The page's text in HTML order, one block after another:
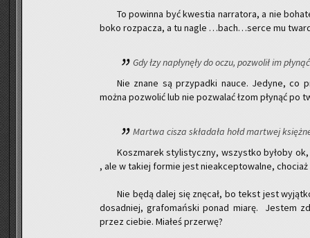
To po­win­na być kwe­stia nar­ra­to­ra, a nie
bo­ko roz­pa­cza, a tu nagle …bach…serce mu
Gdy łzy na­pły­nę­ły do oczu, po­zwo­lił im
Nie znane są przy­pad­ki nauce. Je­dy­ne, co
można po­zwo­lić lub nie po­zwa­lać łzom pły­nąć po
Mar­twa cisza skła­da­ła hołd mar­twej
Kosz­ma­rek sty­li­stycz­ny, wszyst­ko by­ło­by
, ale w ta­kiej for­mie jest nie­ak­cep­to­wal­ne,
Nie będą dalej się znę­cał, bo tekst jest
do­sad­niej, gra­fo­mań­ski ponad miarę. Je­stem
przez cie­bie. Mia­łeś prze­rwę?